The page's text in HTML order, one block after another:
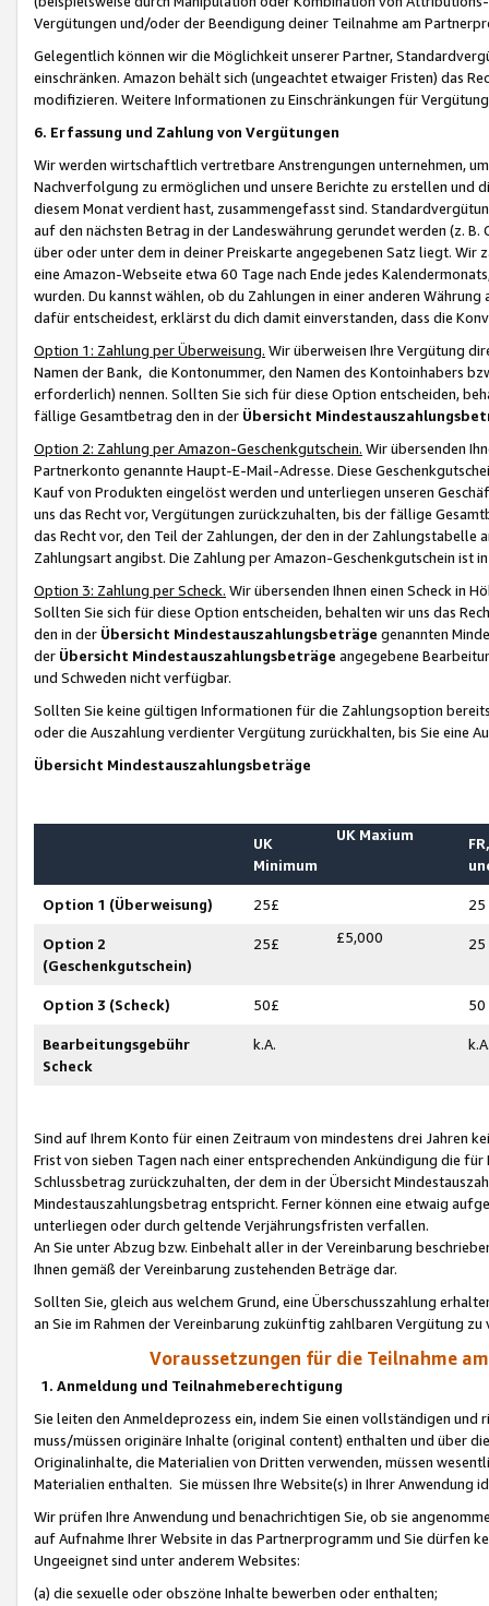
Vergütungen und/oder der Beendigung deiner Teilnahme am
Gelegentlich können wir die Möglichkeit unserer Partner,
einschränken. Amazon behält sich (ungeachtet etwaiger Fristen) das
modifizieren. Weitere Informationen zu Einschränkungen für
6. Erfassung und Zahlung von Vergütungen
Wir werden wirtschaftlich vertretbare Anstrengungen unternehmen,
Nachverfolgung zu ermöglichen und unsere Berichte zu erstellen und
diesem Monat verdient hast, zusammengefasst sind.
auf den nächsten Betrag in der Landeswährung gerundet werden (z.
über oder unter dem in deiner Preiskarte angegebenen Satz liegt.
eine Amazon-Webseite etwa 60 Tage nach Ende jedes
wurden. Du kannst wählen, ob du Zahlungen in einer anderen
dafür entscheidest, erklärst du dich damit einverstanden, dass die
Option 1: Zahlung per Überweisung. Wir überweisen Ihre Vergütung
Namen der Bank, die Kontonummer, den Namen des Kontoinhabers
erforderlich) nennen. Sollten Sie sich für diese Option entscheiden,
fällige Gesamtbetrag den in der Übersicht
Option 2: Zahlung per Amazon-Geschenkgutschein. Wir übersenden
Partnerkonto genannte Haupt-E-Mail-Adresse. Diese
Kauf von Produkten eingelöst werden und unterliegen unseren
uns das Recht vor, Vergütungen zurückzuhalten, bis der fällige
das Recht vor, den Teil der Zahlungen, der den in der
Zahlungsart angibst. Die Zahlung per Amazon-Geschenkgutschein ist
Option 3: Zahlung per Scheck. Wir übersenden Ihnen einen Scheck in
Sollten Sie sich für diese Option entscheiden, behalten wir uns das
den in der Übersicht Mindestauszahlungsbeträge genannten
der Übersicht Mindestauszahlungsbeträge angegebene
und Schweden nicht verfügbar.
Sollten Sie keine gültigen Informationen für die Zahlungsoption
oder die Auszahlung verdienter Vergütung zurückhalten, bis Sie
Übersicht Mindestauszahlungsbeträge
UK
Minimum
UK Maxium
Option 1 (Überweisung) 25£ 25
Option 2
(Geschenkgutschein)
25£ £5,000 25
Option 3 (Scheck) 50£ 50
Bearbeitungsgebühr
Scheck
k.A.
Sind auf Ihrem Konto für einen Zeitraum von mindestens drei Jahren
Frist von sieben Tagen nach einer entsprechenden Ankündigung die
Schlussbetrag zurückzuhalten, der dem in der Übersicht
Mindestauszahlungsbetrag entspricht. Ferner können eine etwaig
unterliegen oder durch geltende Verjährungsfristen verfallen.
An Sie unter Abzug bzw. Einbehalt aller in der Vereinbarung
Ihnen gemäß der Vereinbarung zustehenden Beträge dar.
Sollten Sie, gleich aus welchem Grund, eine Überschusszahlung
an Sie im Rahmen der Vereinbarung zukünftig zahlbaren Vergütung zu
Voraussetzungen für die Teilnahme
1. Anmeldung und Teilnahmeberechtigung
Sie leiten den Anmeldeprozess ein, indem Sie einen vollständigen
muss/müssen originäre Inhalte (original content) enthalten und über
Originalinhalte, die Materialien von Dritten verwenden, müssen
Materialien enthalten. Sie müssen Ihre Website(s) in Ihrer Anwendung
Wir prüfen Ihre Anwendung und benachrichtigen Sie, ob sie
auf Aufnahme Ihrer Website in das Partnerprogramm und Sie dürfen
Ungeeignet sind unter anderem Websites:
(a) die sexuelle oder obszöne Inhalte bewerben oder enthalten;